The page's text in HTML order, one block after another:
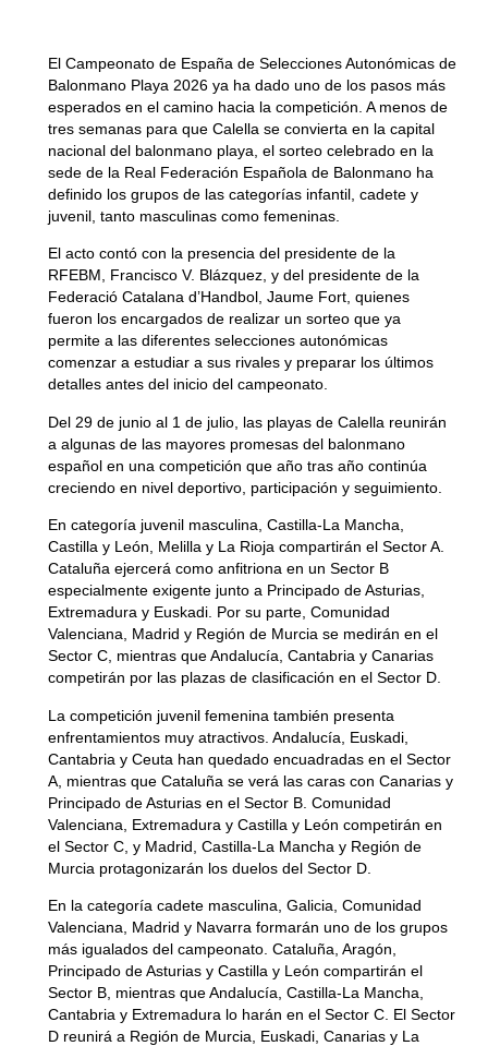
El Campeonato de España de Selecciones Autonómicas de
Balonmano Playa 2026 ya ha dado uno de los pasos más
esperados en el camino hacia la competición. A menos de
tres semanas para que Calella se convierta en la capital
nacional del balonmano playa, el sorteo celebrado en la
sede de la Real Federación Española de Balonmano ha
definido los grupos de las categorías infantil, cadete y
juvenil, tanto masculinas como femeninas.
El acto contó con la presencia del presidente de la
RFEBM, Francisco V. Blázquez, y del presidente de la
Federació Catalana d’Handbol, Jaume Fort, quienes
fueron los encargados de realizar un sorteo que ya
permite a las diferentes selecciones autonómicas
comenzar a estudiar a sus rivales y preparar los últimos
detalles antes del inicio del campeonato.
Del 29 de junio al 1 de julio, las playas de Calella reunirán
a algunas de las mayores promesas del balonmano
español en una competición que año tras año continúa
creciendo en nivel deportivo, participación y seguimiento.
En categoría juvenil masculina, Castilla-La Mancha,
Castilla y León, Melilla y La Rioja compartirán el Sector A.
Cataluña ejercerá como anfitriona en un Sector B
especialmente exigente junto a Principado de Asturias,
Extremadura y Euskadi. Por su parte, Comunidad
Valenciana, Madrid y Región de Murcia se medirán en el
Sector C, mientras que Andalucía, Cantabria y Canarias
competirán por las plazas de clasificación en el Sector D.
La competición juvenil femenina también presenta
enfrentamientos muy atractivos. Andalucía, Euskadi,
Cantabria y Ceuta han quedado encuadradas en el Sector
A, mientras que Cataluña se verá las caras con Canarias y
Principado de Asturias en el Sector B. Comunidad
Valenciana, Extremadura y Castilla y León competirán en
el Sector C, y Madrid, Castilla-La Mancha y Región de
Murcia protagonizarán los duelos del Sector D.
En la categoría cadete masculina, Galicia, Comunidad
Valenciana, Madrid y Navarra formarán uno de los grupos
más igualados del campeonato. Cataluña, Aragón,
Principado de Asturias y Castilla y León compartirán el
Sector B, mientras que Andalucía, Castilla-La Mancha,
Cantabria y Extremadura lo harán en el Sector C. El Sector
D reunirá a Región de Murcia, Euskadi, Canarias y La